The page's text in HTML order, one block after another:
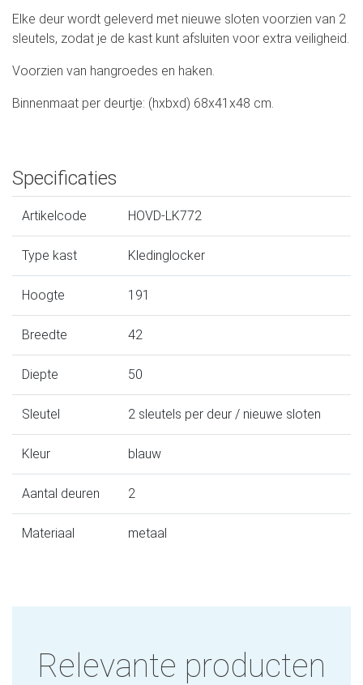
Elke deur wordt geleverd met nieuwe sloten voorzien van 2
sleutels, zodat je de kast kunt afsluiten voor extra veiligheid.
Voorzien van hangroedes en haken.
Binnenmaat per deurtje: (hxbxd) 68x41x48 cm.
Specificaties
Artikelcode HOVD-LK772
Type kast Kledinglocker
Hoogte 191
Breedte 42
Diepte 50
Sleutel 2 sleutels per deur / nieuwe sloten
Kleur blauw
Aantal deuren 2
Materiaal metaal
Relevante producten